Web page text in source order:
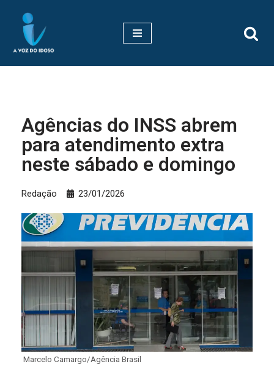
Pular
para
Agências do INSS abrem
para atendimento extra
neste sábado e domingo
Redação 23/01/2026
Marcelo Camargo/Agência Brasil